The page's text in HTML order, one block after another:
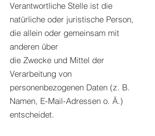
Verantwortliche Stelle ist die
natürliche oder juristische Person,
die allein oder gemeinsam mit
anderen über
die Zwecke und Mittel der
Verarbeitung von
personenbezogenen Daten (z. B.
Namen, E-Mail-Adressen o. Ä.)
entscheidet.